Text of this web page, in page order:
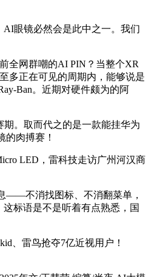
眼镜必然会是此中之一。我们
全网群嘲的AI PIN？当整个XR
多正在可见的周期内，能够说是
Ban。近期对硬件颇为的阿
。取而代之的是一款能挂华为
肉搏赛！
LED，雷科技走访广州河汉商
——不消找图标、不消翻菜单，
标语是不是听着有点熟悉，国
、雷鸟抢夺7亿近视用户！